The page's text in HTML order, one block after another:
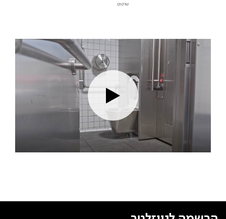
שרטוט